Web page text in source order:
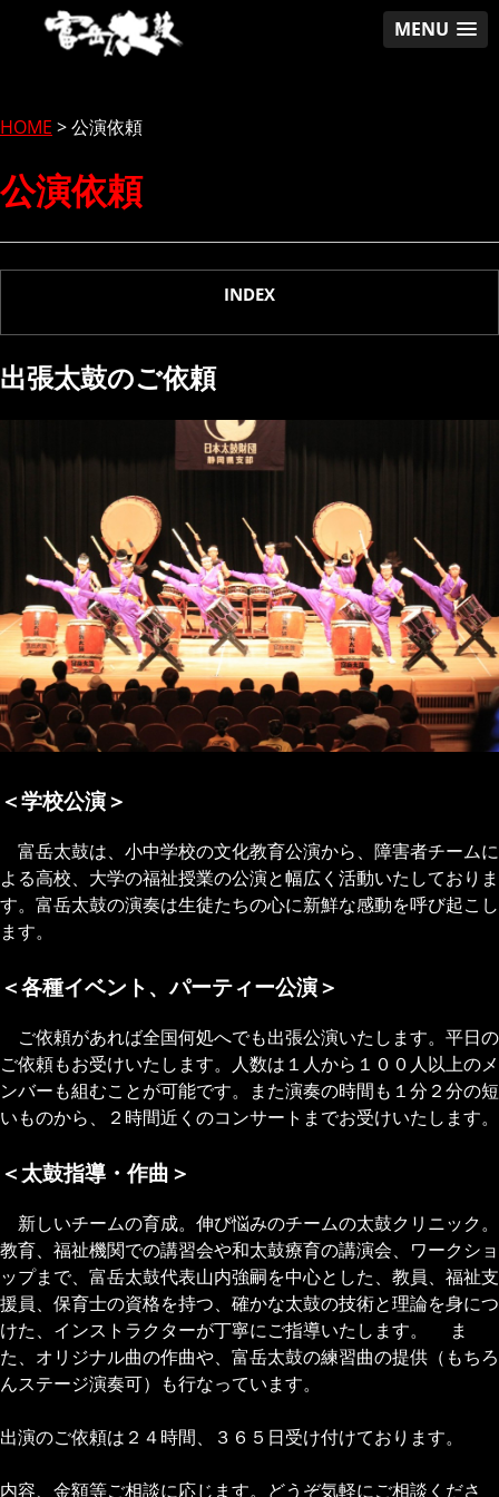
MENU
content
HOME >公演依頼
公演依頼
INDEX
出張太鼓のご依頼
＜学校公演＞
富岳太鼓は、小中学校の文化教育公演から、障害者チームに
よる高校、大学の福祉授業の公演と幅広く活動いたしておりま
す。富岳太鼓の演奏は生徒たちの心に新鮮な感動を呼び起こし
ます。
＜各種イベント、パーティー公演＞
ご依頼があれば全国何処へでも出張公演いたします。平日の
ご依頼もお受けいたします。人数は１人から１００人以上のメ
ンバーも組むことが可能です。また演奏の時間も１分２分の短
いものから、２時間近くのコンサートまでお受けいたします。
＜太鼓指導・作曲＞
新しいチームの育成。伸び悩みのチームの太鼓クリニック。
教育、福祉機関での講習会や和太鼓療育の講演会、ワークショ
ップまで、富岳太鼓代表山内強嗣を中心とした、教員、福祉支
援員、保育士の資格を持つ、確かな太鼓の技術と理論を身につ
けた、インストラクターが丁寧にご指導いたします。 ま
た、オリジナル曲の作曲や、富岳太鼓の練習曲の提供（もちろ
んステージ演奏可）も行なっています。
出演のご依頼は２４時間、３６５日受け付けております。
内容、金額等ご相談に応じます。どうぞ気軽にご相談くださ